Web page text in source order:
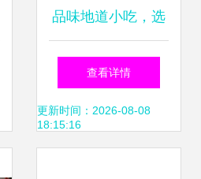
品味地道小吃，选
购农家好物——回
顾托里县消费扶贫
查看详情
更新时间：2026-08-08
18:15:16